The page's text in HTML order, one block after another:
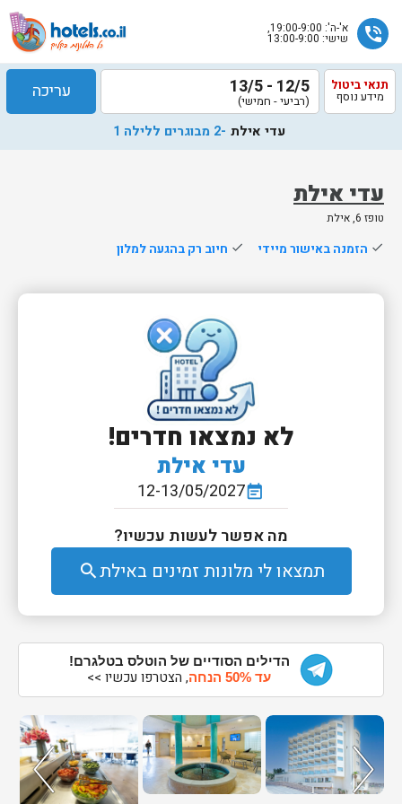
phone_in_talk א'-ה': 19:00-9:00,
שישי: 13:00-9:00
עדי אילת
טופז 6, אילת
תנאי ביטול
מידע נוסף 12/5 - 13/5
(רביעי - חמישי) עריכה
עדי אילת -2 מבוגרים ללילה 1
done הזמנה באישור מיידי done חיוב רק בהגעה למלון
לא נמצאו חדרים!
עדי אילת
event_note
12-13/05/2027
מה אפשר לעשות עכשיו?
תמצאו לי מלונות זמינים באילתsearch
הדילים הסודיים של הוטלס בטלגרם!
עד 50% הנחה
, הצטרפו עכשיו >>
שלח